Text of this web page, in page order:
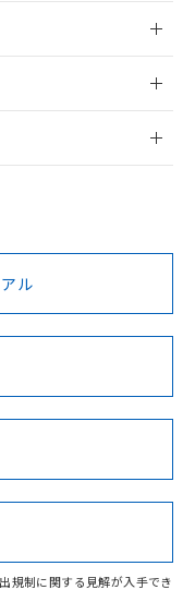
に、以下を必ずお読
Cd Cr(VI)
BV型式承認
（フランス
KR型式
（韓国
No No
証/適合状況ページへ
からご検索ください
ル
規制に関する見解が入手でき